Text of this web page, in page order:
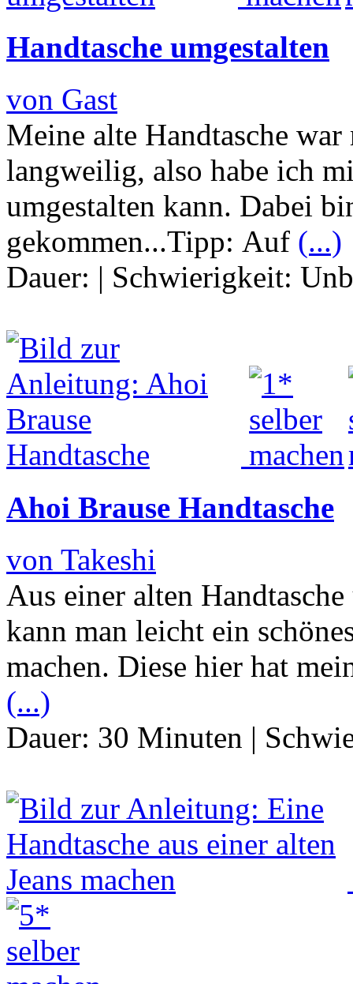
Handtasche umgestalten
von Gast
Meine alte Handtasche
langweilig, also habe ich
umgestalten kann. Dabei
gekommen...Tipp: Auf (...)
Dauer: | Schwierigkeit:
Ahoi Brause Handtasche
von Takeshi
Aus einer alten
kann man leicht ein
machen. Diese hier hat
(...)
Dauer: 30 Minuten |